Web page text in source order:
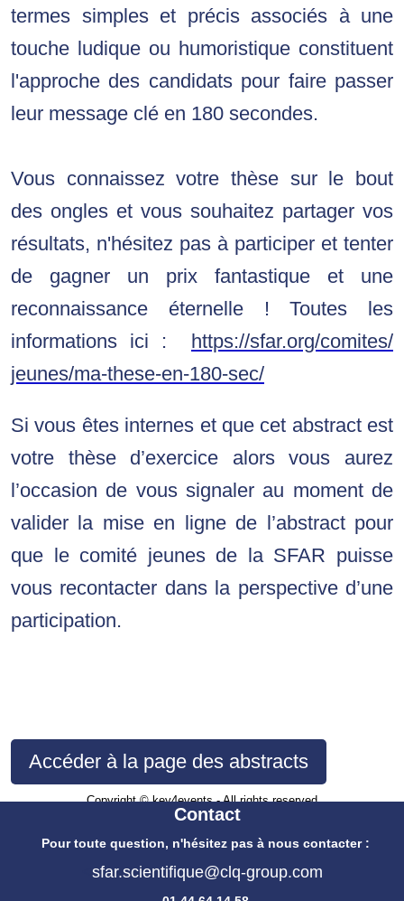
termes simples et précis associés à une
touche ludique ou humoristique constituent
l'approche des candidats pour faire passer
leur message clé en 180 secondes.
Vous connaissez votre thèse sur le bout
des ongles et vous souhaitez partager vos
résultats, n'hésitez pas à participer et tenter
de gagner un prix fantastique et une
reconnaissance éternelle !Toutes les
informations ici : https://sfar.org/comites/
jeunes/ma-these-en-180-sec/
Si vous êtes internes et que cet abstract est
votre thèse d’exercice alors vous aurez
l’occasion de vous signaler au moment de
valider la mise en ligne de l’abstract pour
que le comité jeunes de la SFAR puisse
vous recontacter dans la perspective d’une
participation.
Accéder à la page des abstracts
Contact
Pour toute question, n'hésitez pas à nous contacter :
sfar.scientifique@clq-group.com
Copyright © key4events - All rights reserved